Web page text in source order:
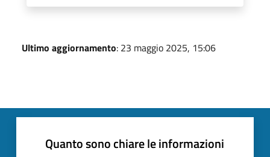
Ultimo aggiornamento: 23 maggio 2025, 15:06
Quanto sono chiare le informazioni